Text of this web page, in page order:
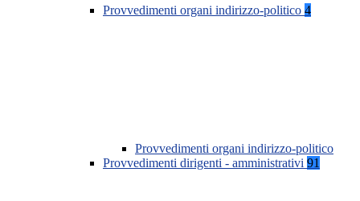
Provvedimenti organi indirizzo-politico 4
Provvedimenti organi indirizzo-politico
Provvedimenti dirigenti - amministrativi 91